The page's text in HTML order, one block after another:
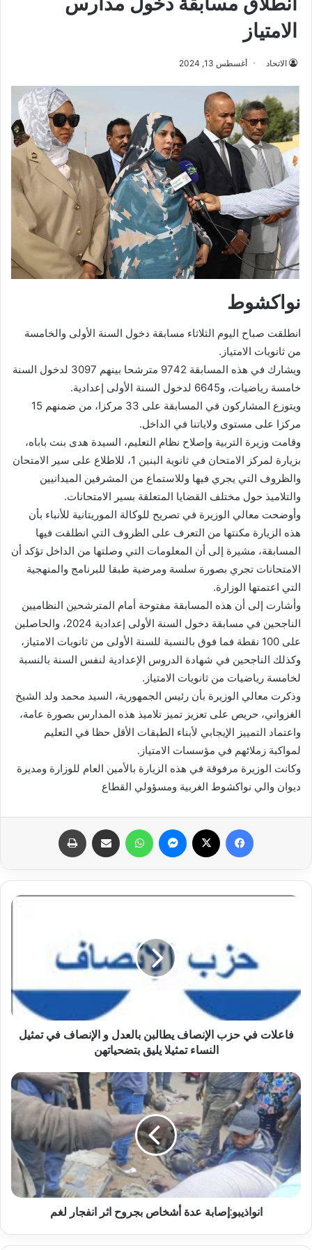
الامتياز
الاتحاد أغسطس 13, 2024
نواكشوط
انطلقت صباح اليوم الثلاثاء مسابقة دخول السنة الأولى والخامسة
من ثانويات الامتياز.
ويشارك في هذه المسابقة 9742 مترشحا بينهم 3097 لدخول السنة
خامسة رياضيات، و6645 لدخول السنة الأولى إعدادية.
ويتوزع المشاركون في المسابقة على 33 مركزا، من ضمنهم 15
مركزا على مستوى ولاياتنا في الداخل.
وقامت وزيرة التربية وإصلاح نظام التعليم، السيدة هدى بنت باباه،
بزيارة لمركز الامتحان في ثانوية البنين 1، للاطلاع على سير الامتحان
والظروف التي يجري فيها وللاستماع من المشرفين الميدانيين
والتلاميذ حول مختلف القضايا المتعلقة بسير الامتحانات.
وأوضحت معالي الوزيرة في تصريح للوكالة الموريتانية للأنباء بأن
هذه الزيارة مكنتها من التعرف على الظروف التي انطلقت فيها
المسابقة، مشيرة إلى أن المعلومات التي وصلتها من الداخل تؤكد أن
الامتحانات تجري بصورة سلسة ومرضية طبقا للبرنامج والمنهجية
التي اعتمتها الوزارة.
وأشارت إلى أن هذه المسابقة مفتوحة أمام المترشحين النظاميين
الناجحين في مسابقة دخول السنة الأولى إعدادية 2024، والحاصلين
على 100 نقطة فما فوق بالنسبة للسنة الأولى من ثانويات الامتياز،
وكذلك الناجحين في شهادة الدروس الإعدادية لنفس السنة بالنسبة
لخامسة رياضيات من ثانويات الامتياز.
وذكرت معالي الوزيرة بأن رئيس الجمهورية، السيد محمد ولد الشيخ
الغزواني، حريص على تعزيز تميز تلاميذ هذه المدارس بصورة عامة،
واعتماد التمييز الإيجابي لأبناء الطبقات الأقل حظا في التعليم
لمواكبة زملائهم في مؤسسات الامتياز.
وكانت الوزيرة مرفوقة في هذه الزيارة بالأمين العام للوزارة ومديرة
ديوان والي نواكشوط الغربية ومسؤولي القطاع
فيسبوك ماسنجر واتساب مشاركة عبر البريد
فاعلات في حزب الإنصاف يطالبن بالعدل و الإنصاف في تمثيل
النساء تمثيلا يليق بتضحياتهن
انواذيبو:إصابة عدة أشخاص بجروح اثر انفجار لغم